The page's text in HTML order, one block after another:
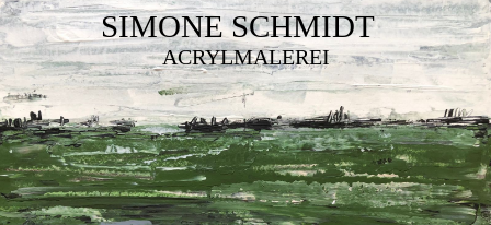
SIMONE SCHMIDT
ACRYLMALEREI